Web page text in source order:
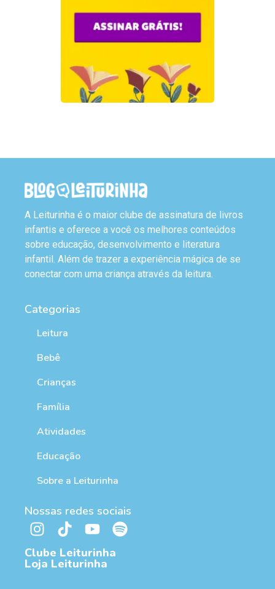
A Leiturinha é o maior clube de assinatura de livros
infantis e oferece a você os melhores conteúdos
sobre educação, desenvolvimento e literatura
infantil. Além de trazer a experiência mágica de se
conectar com uma criança através da leitura.
Categorias
Leitura
Bebê
Crianças
Família
Atividades
Educação
Sobre a Leiturinha
Nossas redes sociais
Clube Leiturinha
Loja Leiturinha